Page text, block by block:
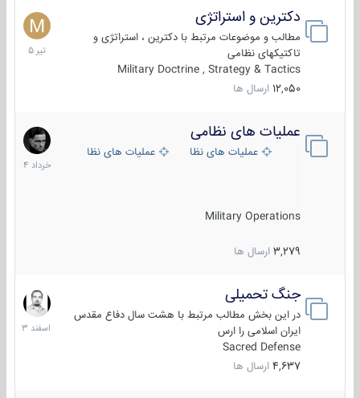
دکترین و استراتژی
مطالب و موضوعات مرتبط با دکترین ، استراتژی و
تاکتیکهای نظامی
Military Doctrine , Strategy & Tactics
12,050 ارسال ها
27
تیر
1405
عملیات های نظامی
عملیات های نظامی ایرانعملیات های نظامی خارجی
Military Operations
3,279 ارسال ها
5
خرداد
1404
جنگ تحمیلی
در این بخش مطالب مرتبط با هشت سال دفاع مقدس
ایران اسلامی را ارس
Sacred Defense
4,637 ارسال ها
20
اسفند
1403